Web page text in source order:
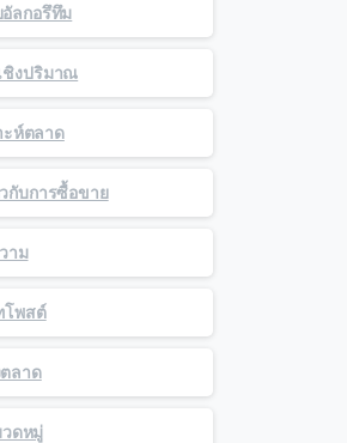
ลกอรึทึม
ชิงปริมาณ
ะห์ตลาด
กับการซื้อขาย
าม
โพสต์
ลาด
ดหมู่